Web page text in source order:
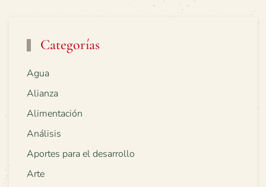
Categorías
Agua
Alianza
Alimentación
Análisis
Aportes para el desarrollo
Arte